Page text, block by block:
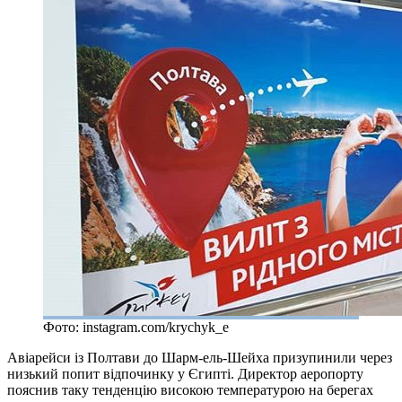
Фото: instagram.com/krychyk_e
Авіарейси із Полтави до Шарм-ель-Шейха призупинили через
низький попит відпочинку у Єгипті. Директор аеропорту
пояснив таку тенденцію високою температурою на берегах